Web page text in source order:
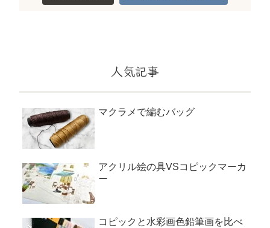
人気記事
マクラメで編むバッグ
アクリル絵の具VSコピックマーカ
ー
コピックと水彩画色鉛筆画を比べ